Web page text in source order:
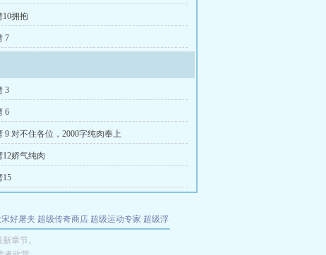
10拥抱
7
3
6
9 对不住各位，2000字纯肉奉上
娇气纯肉
15
宋好屠夫 超级传奇商店 超级运动专家 超级浮
的特工
章节。